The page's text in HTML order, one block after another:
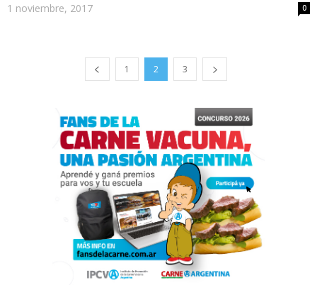
1 noviembre, 2017 0
1 2 3